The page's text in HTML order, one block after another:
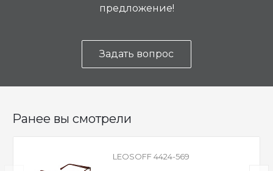
предложение!
Задать вопрос
Ранее вы смотрели
LEOSOFF 4424-569